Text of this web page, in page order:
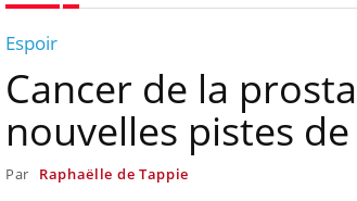
Espoir
Cancer de la
nouvelles pistes
Par Raphaëlle de Tappie